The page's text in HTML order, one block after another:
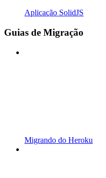
Aplicação SolidJS
Guias de Migração
Migrando do Heroku